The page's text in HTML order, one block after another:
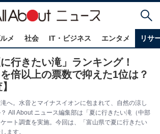
メ 社会 IT・ビジネス エンタメ リサ
行きたい滝」ランキング！
を倍以上の票数で抑えた1位は？
へ。水音とマイナスイオンに包まれて、自然の涼し
All About ニュース編集部は「夏に行きたい滝（中部
ート調査を実施。今回は、「富山県で夏に行きたい
ます。